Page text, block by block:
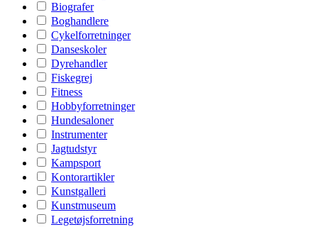
Biografer
Boghandlere
Cykelforretninger
Danseskoler
Dyrehandler
Fiskegrej
Fitness
Hobbyforretninger
Hundesaloner
Instrumenter
Jagtudstyr
Kampsport
Kontorartikler
Kunstgalleri
Kunstmuseum
Legetøjsforretning